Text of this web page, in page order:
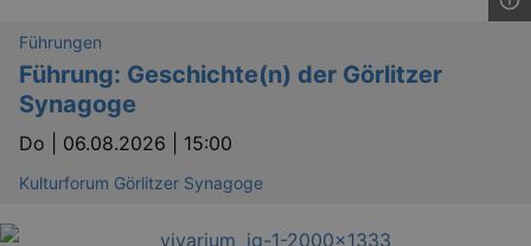
Führungen
Führung: Geschichte(n) der Görlitzer
Synagoge
Do | 06.08.2026 | 15:00
Kulturforum Görlitzer Synagoge